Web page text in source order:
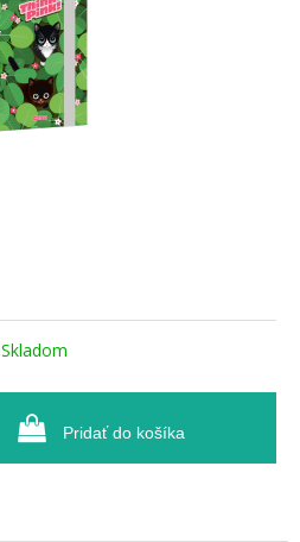
Skladom
Pridať do košíka